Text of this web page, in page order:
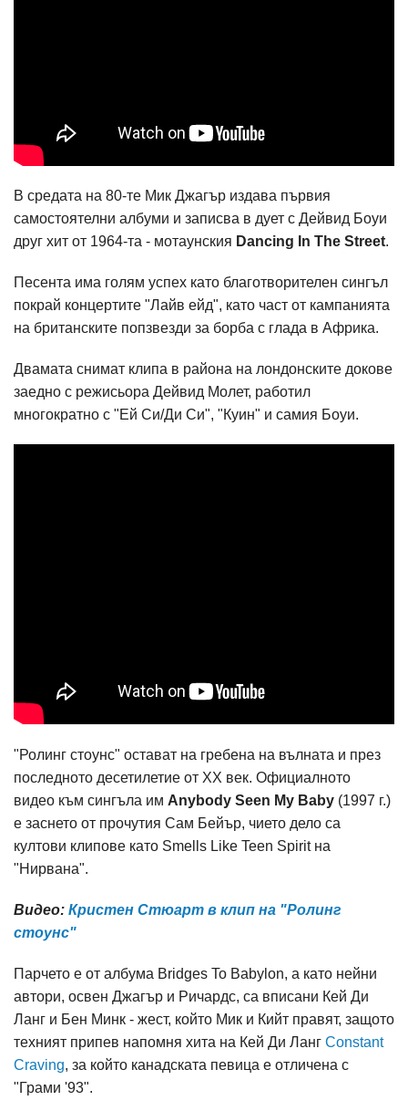
В средата на 80-те Мик Джагър издава първия
самостоятелни албуми и записва в дует с Дейвид Боуи
друг хит от 1964-та - мотаунския Dancing In The Street.
Песента има голям успех като благотворителен сингъл
покрай концертите "Лайв ейд", като част от кампанията
на британските попзвезди за борба с глада в Африка.
Двамата снимат клипа в района на лондонските докове
заедно с режисьора Дейвид Молет, работил
многократно с "Ей Си/Ди Си", "Куин" и самия Боуи.
"Ролинг стоунс" остават на гребена на вълната и през
последното десетилетие от ХХ век. Официалното
видео към сингъла им Anybody Seen My Baby (1997 г.)
е заснето от прочутия Сам Бейър, чието дело са
култови клипове като Smells Like Teen Spirit на
"Нирвана".
Видео: Кристен Стюарт в клип на "Ролинг
стоунс"
Парчето е от албума Bridges To Babylon, а като нейни
автори, освен Джагър и Ричардс, са вписани Кей Ди
Ланг и Бен Минк - жест, който Мик и Кийт правят, защото
техният припев напомня хита на Кей Ди Ланг Constant
Craving, за който канадската певица е отличена с
"Грами '93".